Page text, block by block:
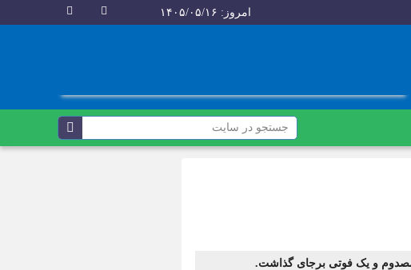
امروز: ۱۴۰۵/۰۵/۱۶